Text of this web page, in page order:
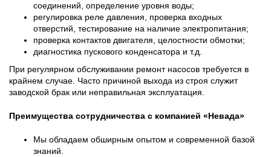
соединений, определение уровня воды;
регулировка реле давления, проверка входных
отверстий, тестирование на наличие электропитания;
проверка контактов двигателя, целостности обмотки;
диагностика пускового конденсатора и т.д.
При регулярном обслуживании ремонт насосов требуется в
крайнем случае. Часто причиной выхода из строя служит
заводской брак или неправильная эксплуатация.
Преимущества сотрудничества с компанией «Невада»
Мы обладаем обширным опытом и современной базой
знаний.